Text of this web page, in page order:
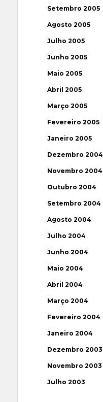
Setembro 2005
Agosto 2005
Julho 2005
Junho 2005
Maio 2005
Abril 2005
Março 2005
Fevereiro 2005
Janeiro 2005
Dezembro 2004
Novembro 2004
Outubro 2004
Setembro 2004
Agosto 2004
Julho 2004
Junho 2004
Maio 2004
Abril 2004
Março 2004
Fevereiro 2004
Janeiro 2004
Dezembro 2003
Novembro 2003
Julho 2003